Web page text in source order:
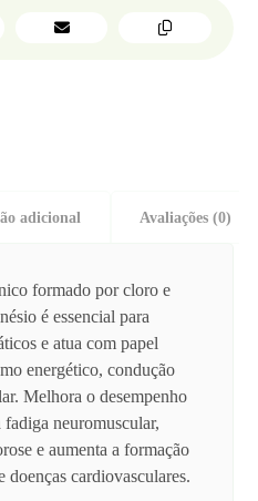
adicional Avaliações (0)
formado por cloro e
é essencial para
e atua com papel
energético, condução
Melhora o desempenho
neuromuscular,
e aumenta a formação
doenças cardiovasculares.